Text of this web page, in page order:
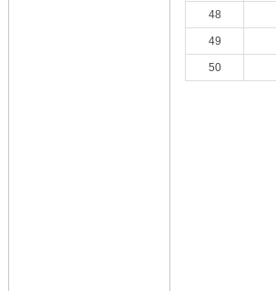
48
49
50